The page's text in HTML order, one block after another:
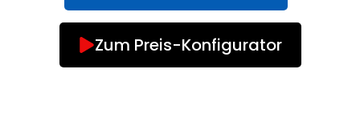
Zum Preis-Konfigurator